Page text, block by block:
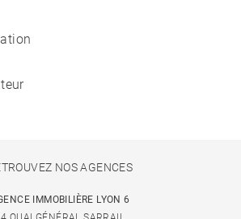
NOS AGENCES
IMMOBILIÈRE LYON 6